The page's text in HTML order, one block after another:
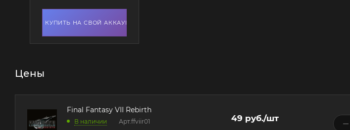
КУПИТЬ НА СВОЙ АККАУНТ
Цены
Final Fantasy VII Rebirth
В наличии Арт.ffviir01
49 руб./шт